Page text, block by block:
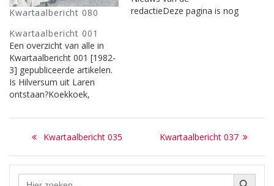
Kwartaalbericht 080
redactieDeze pagina is nog
Kwartaalbericht 001
Een overzicht van alle in
Kwartaalbericht 001 [1982-
3] gepubliceerde artikelen.
Is Hilversum uit Laren
ontstaan?Koekkoek,
redactieDeze pagina is nog
zullen die hierboven
genoemde artikelen aan
deze site worden
toegevoegd.
Bericht
navigatie
Previous
Kwartaalbericht 035
Next
Kwartaalbericht 037
Zoek Zoekknop